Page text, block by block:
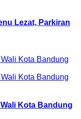
Lezat, Parkiran
Kota Bandung